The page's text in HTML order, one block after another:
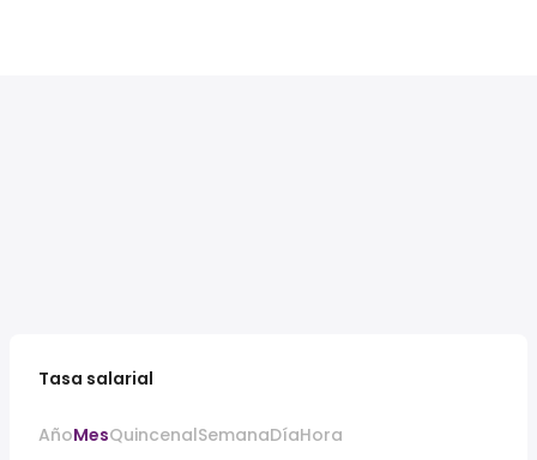
Tasa salarial
AñoMesQuincenalSemanaDíaHora